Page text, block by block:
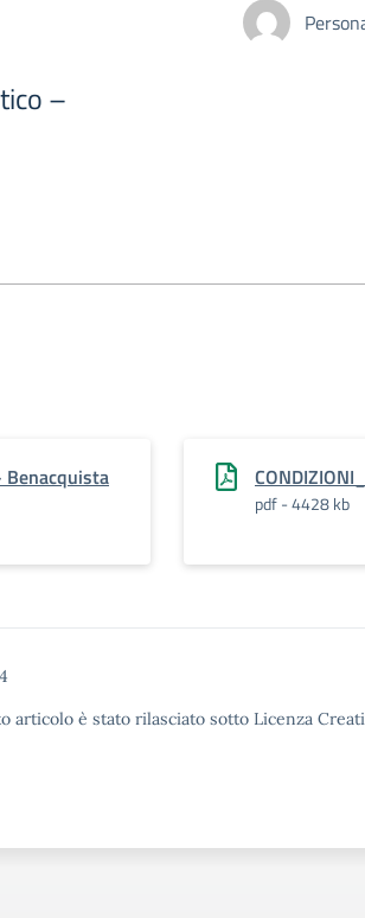
–
Benacquista
pdf - 4428 kb
articolo è stato rilasciato sotto Licenza